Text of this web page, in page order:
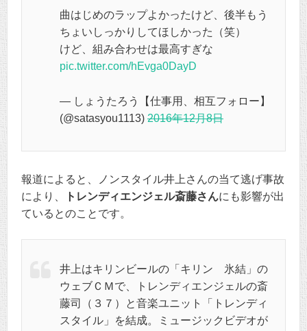
曲はじめのラップよかったけど、後半もう
ちょいしっかりしてほしかった（笑）
けど、組み合わせは最高すぎな
pic.twitter.com/hEvga0DayD
— しょうたろう【仕事用、相互フォロー】
(@satasyou1113) 2016年12月8日
報道によると、ノンスタイル井上さんの当て逃げ事故
により、
トレンディエンジェル斎藤さんにも影響が出
ているとのことです。
井上はキリンビールの「キリン 氷結」の
ウェブＣＭで、トレンディエンジェルの斎
藤司（３７）と音楽ユニット「トレンディ
スタイル」を結成。ミュージックビデオが